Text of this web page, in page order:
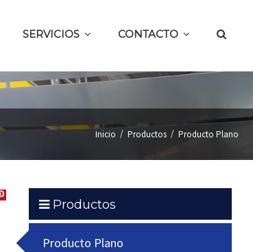
SERVICIOS CONTACTO
Inicio / Productos / Producto Plano
Pinterest
Productos
Producto Plano